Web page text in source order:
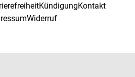
KündigungKontakt
Widerruf